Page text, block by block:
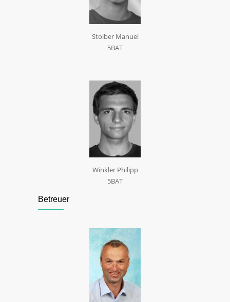
Stoiber Manuel
5BAT
Winkler Philipp
5BAT
Betreuer